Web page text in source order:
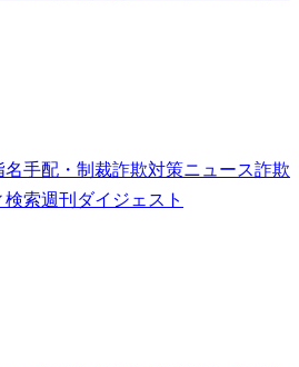
名手配・制裁詐欺対策ニュース詐欺
検索週刊ダイジェスト